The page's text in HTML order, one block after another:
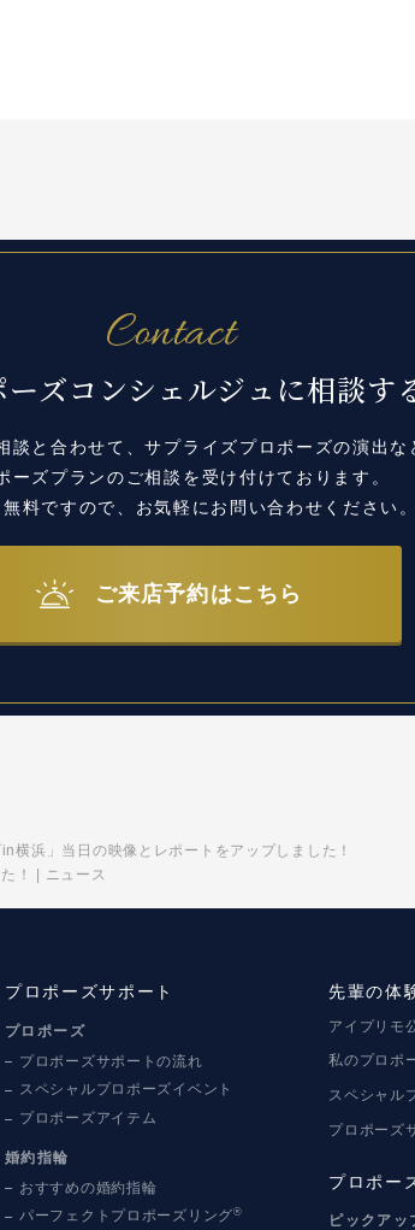
ーズコンシェルジュに相談す
談と合わせて、サプライズプロポーズの演出な
ーズプランのご相談を受け付けております。
料ですので、お気軽にお問い合わせください。
ご来店予約はこちら
浜」当日の映像とレポートをアップしました！
！ | ニュース
プロポーズサポート
プロポーズ
プロポーズサポートの流れ
スペシャルプロポーズイベント
プロポーズアイテム
婚約指輪
おすすめの婚約指輪
パーフェクトプロポーズリング®
先輩の体
アイプリモ
私のプロポ
スペシャル
プロポーズ
プロポー
ピックアッ